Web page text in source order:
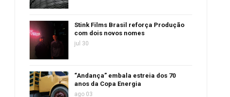
Stink Films Brasil reforça Produção
com dois novos nomes
jul 30
“Andança” embala estreia dos 70
anos da Copa Energia
ago 03